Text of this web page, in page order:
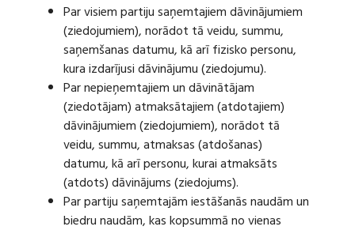
Par visiem partiju saņemtajiem dāvinājumiem
(ziedojumiem), norādot tā veidu, summu,
saņemšanas datumu, kā arī fizisko personu,
kura izdarījusi dāvinājumu (ziedojumu).
Par nepieņemtajiem un dāvinātājam
(ziedotājam) atmaksātajiem (atdotajiem)
dāvinājumiem (ziedojumiem), norādot tā
veidu, summu, atmaksas (atdošanas)
datumu, kā arī personu, kurai atmaksāts
(atdots) dāvinājums (ziedojums).
Par partiju saņemtajām iestāšanās naudām un
biedru naudām, kas kopsummā no vienas